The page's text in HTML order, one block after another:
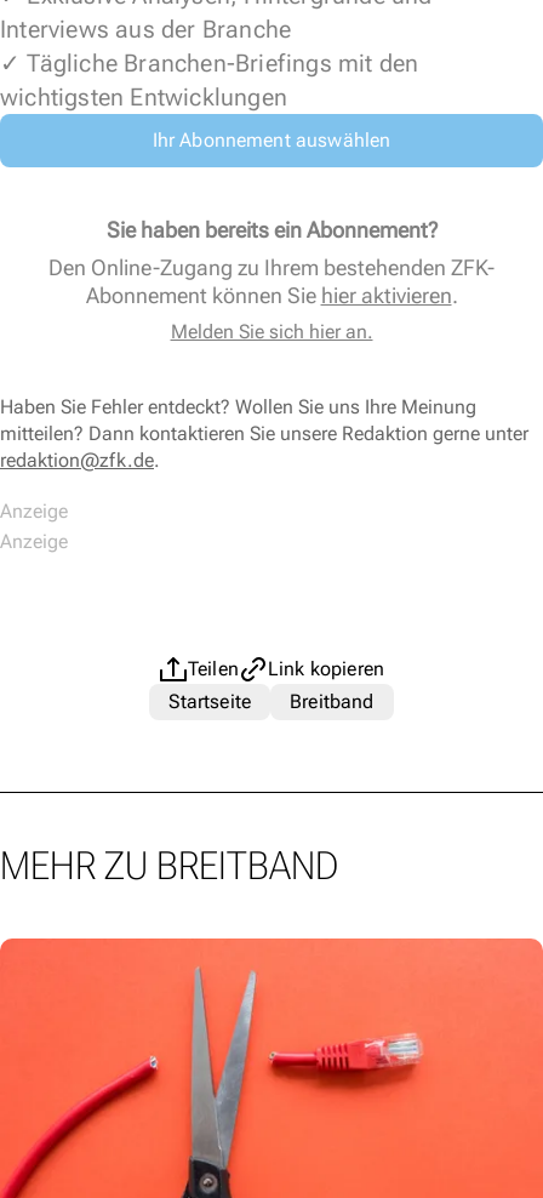
Interviews aus der Branche
✓ Tägliche Branchen-Briefings mit den
wichtigsten Entwicklungen
Ihr Abonnement auswählen
Sie haben bereits ein Abonnement?
Den Online-Zugang zu Ihrem bestehenden ZFK-
Abonnement können Sie hier aktivieren.
Melden Sie sich hier an.
Haben Sie Fehler entdeckt? Wollen Sie uns Ihre Meinung
mitteilen? Dann kontaktieren Sie unsere Redaktion gerne unter
redaktion@zfk.de.
Teilen
Link kopieren
Startseite
Breitband
MEHR ZU BREITBAND